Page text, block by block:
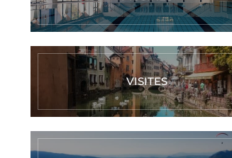
VISITES